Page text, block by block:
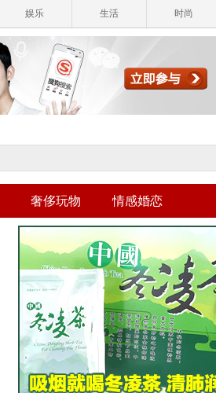
娱乐 生活 时尚
奢侈玩物 情感婚恋